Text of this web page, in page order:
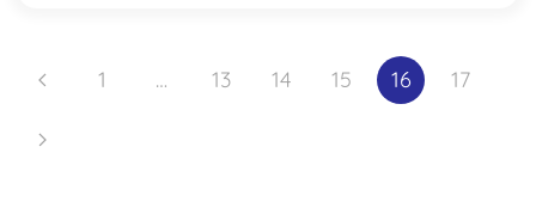
1 … 13 14 15 16 17